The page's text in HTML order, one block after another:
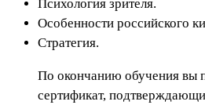
Психология зрителя.
Особенности российского
Стратегия.
По окончанию обучения вы
сертификат,